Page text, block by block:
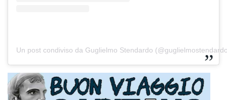
Un post condiviso da Guglielmo Stendardo